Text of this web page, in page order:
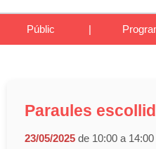
Públic
Paraules
23/05/2025 de 10:00 a 14:00